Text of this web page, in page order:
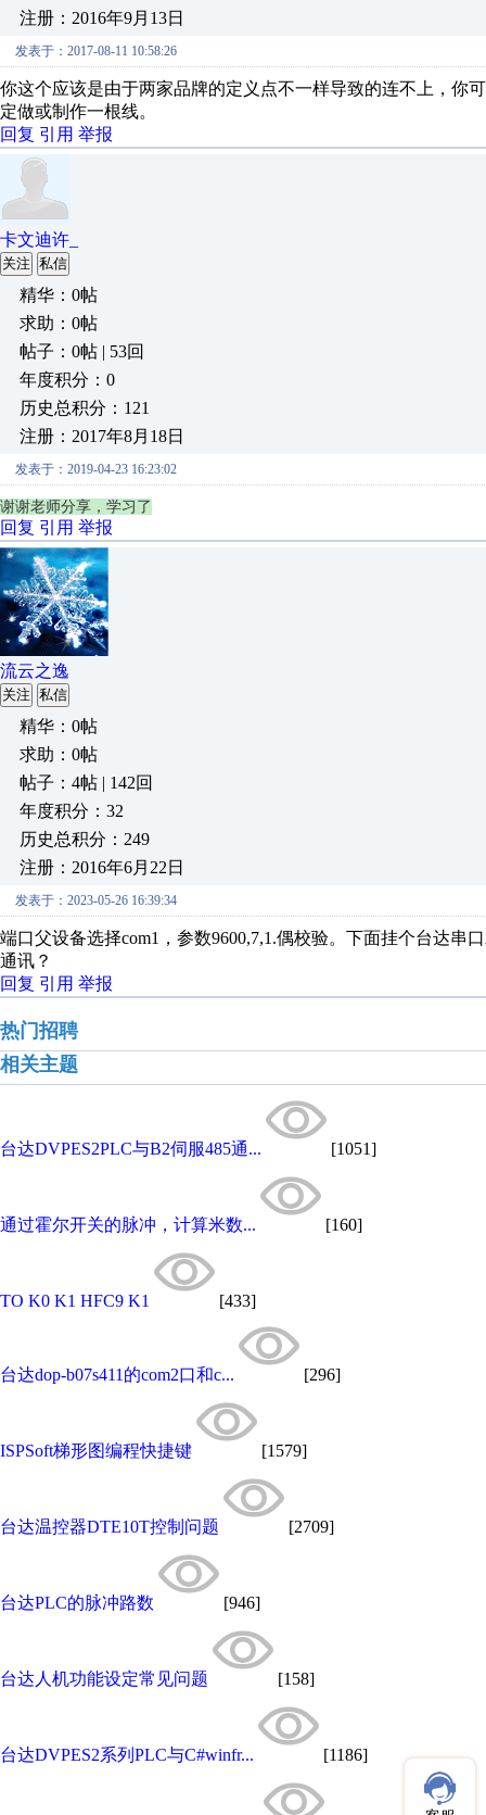
注册：2016年9月13日
发表于：2017-08-11 10:58:26
你这个应该是由于两家品牌的定义点不一样导致的连不上，你
定做或制作一根线。
回复 引用 举报
卡文迪许_
关注 私信
精华：0帖
求助：0帖
帖子：0帖 | 53回
年度积分：0
历史总积分：121
注册：2017年8月18日
发表于：2019-04-23 16:23:02
谢谢老师分享，学习了
回复 引用 举报
流云之逸
关注 私信
精华：0帖
求助：0帖
帖子：4帖 | 142回
年度积分：32
历史总积分：249
注册：2016年6月22日
发表于：2023-05-26 16:39:34
端口父设备选择com1，参数9600,7,1.偶校验。下面挂个台达串
通讯？
回复 引用 举报
热门招聘
相关主题
台达DVPES2PLC与B2伺服485通... [1051]
通过霍尔开关的脉冲，计算米数... [160]
TO K0 K1 HFC9 K1 [433]
台达dop-b07s411的com2口和c... [296]
ISPSoft梯形图编程快捷键 [1579]
台达温控器DTE10T控制问题 [2709]
台达PLC的脉冲路数 [946]
台达人机功能设定常见问题 [158]
台达DVPES2系列PLC与C#winfr... [1186]